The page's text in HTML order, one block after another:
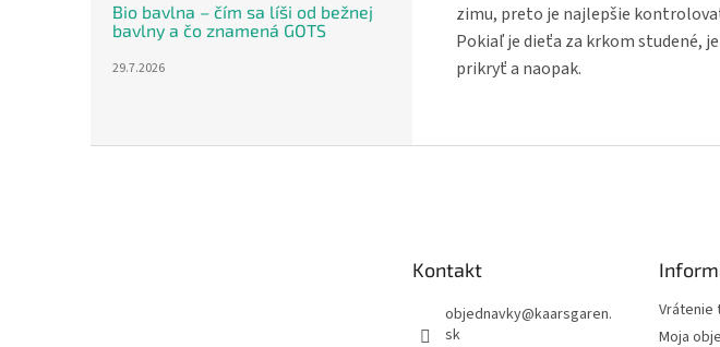
Bio bavlna – čím sa líši od bežnej
bavlny a čo znamená GOTS
29.7.2026
zimu, preto je najlepšie
Pokiaľ je dieťa za krkom studené,
prikryť a naopak.
Kontakt
objednavky@kaarsgaren.
sk
Vrátenie
Moja